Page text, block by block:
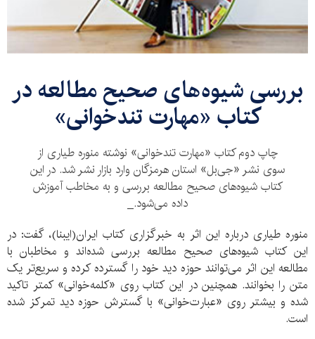
بررسی شیوه‌های صحیح مطالعه در
کتاب «مهارت تندخوانی»
چاپ دوم کتاب «مهارت تندخوانی» نوشته منوره طیاری از
سوی نشر «جی‌بل» استان هرمزگان وارد بازار نشر شد. در این
کتاب شیوه‌های صحیح مطالعه بررسی و به مخاطب آموزش
داده می‌شود._
منوره طیاری درباره این اثر به خبرگزاری کتاب ایران(ایبنا)، گفت: در
این کتاب شیوه‌های صحیح مطالعه بررسی شده‌اند و مخاطبان با
مطالعه این اثر می‌توانند حوزه دید خود را گسترده کرده و سریع‌تر یک
متن را بخوانند. همچنین در این کتاب روی «کلمه‌خوانی» کمتر تاکید
شده و بیشتر روی «عبارت‌خوانی» با گسترش حوزه دید تمرکز شده
است.